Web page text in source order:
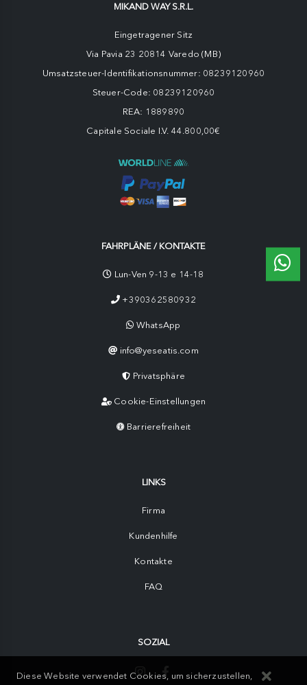
MIKAND WAY S.R.L.
Eingetragener Sitz
Via Pavia 23 20814 Varedo (MB)
Umsatzsteuer-Identifikationsnummer: 08239120960
Steuer-Code: 08239120960
REA: 1889890
Capitale Sociale I.V. 44.800,00€
FAHRPLÄNE / KONTAKTE
Lun-Ven 9-13 e 14-18
+390362580932
WhatsApp
info@yeseatis.com
Privatsphäre
Cookie-Einstellungen
Barrierefreiheit
LINKS
Firma
Kundenhilfe
Kontakte
FAQ
SOZIAL
Diese Website verwendet Cookies, um sicherzustellen,